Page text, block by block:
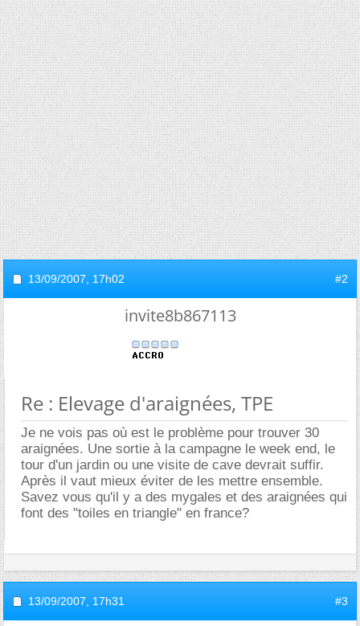
13/09/2007, 17h02 #2
invite8b867113
Re : Elevage d'araignées, TPE
Je ne vois pas où est le problème pour trouver 30
araignées. Une sortie à la campagne le week end, le
tour d'un jardin ou une visite de cave devrait suffir.
Après il vaut mieux éviter de les mettre ensemble.
Savez vous qu'il y a des mygales et des araignées qui
font des "toiles en triangle" en france?
13/09/2007, 17h31 #3